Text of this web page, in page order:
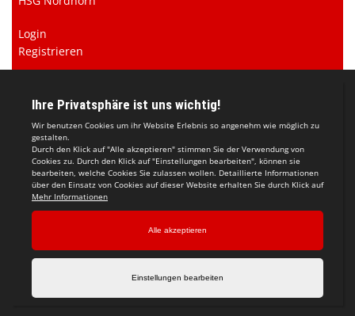
Login
Registrieren
Datenschutzerklärung
Teamsports 2
Dein Sportverein online